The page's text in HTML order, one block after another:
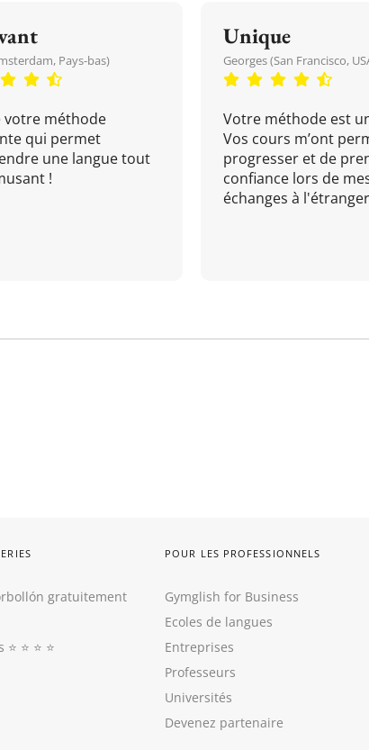
Pays-bas)
votre méthode
qui permet
une langue tout
!
Unique
Georges (San Francisco,
Votre méthode est
Vos cours m’ont
progresser et de
confiance lors de
échanges à
gratuitement
⭐️ ⭐️ ⭐️ ⭐️
POUR LES PROFESSIONNELS
Gymglish for Business
Ecoles de langues
Entreprises
Professeurs
Universités
Devenez partenaire